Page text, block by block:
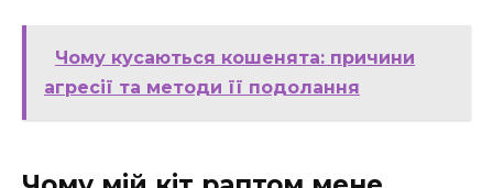
Чому кусаються кошенята: причини
агресії та методи її подолання